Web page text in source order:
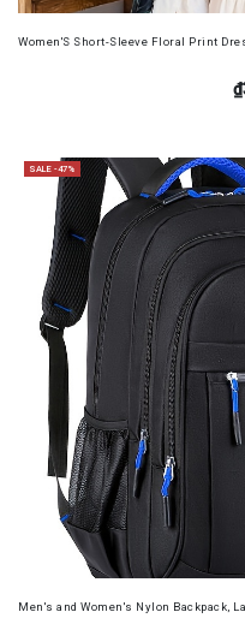
Women'S Short-Sleeve Floral Print
SALE -47%
Men's and Women's Nylon Backpack,